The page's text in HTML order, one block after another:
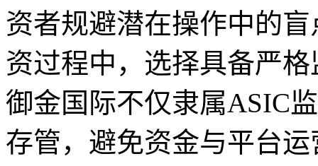
资者规避潜在操作中的
资过程中，选择具备严
御金国际不仅隶属ASIC
存管，避免资金与平台